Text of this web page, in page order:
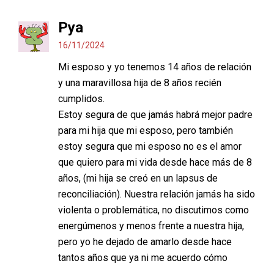
Pya
16/11/2024
Mi esposo y yo tenemos 14 años de relación
y una maravillosa hija de 8 años recién
cumplidos.
Estoy segura de que jamás habrá mejor padre
para mi hija que mi esposo, pero también
estoy segura que mi esposo no es el amor
que quiero para mi vida desde hace más de 8
años, (mi hija se creó en un lapsus de
reconciliación). Nuestra relación jamás ha sido
violenta o problemática, no discutimos como
energúmenos y menos frente a nuestra hija,
pero yo he dejado de amarlo desde hace
tantos años que ya ni me acuerdo cómo